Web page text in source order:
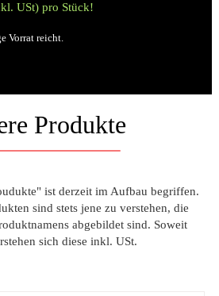
USt) pro Stück!
Vorrat reicht.
Produkte
ist derzeit im Aufbau begriffen.
sind stets jene zu verstehen, die
abgebildet sind. Soweit
sich diese inkl. USt.